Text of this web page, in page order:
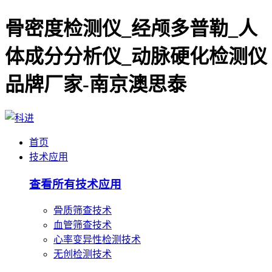
骨密度检测仪_经颅多普勒_人
体成分分析仪_动脉硬化检测仪
品牌厂家-南京澳思泰
首页
技术应用
查看所有技术应用
骨质筛查技术
血管筛查技术
心率变异性检测技术
无创检测技术